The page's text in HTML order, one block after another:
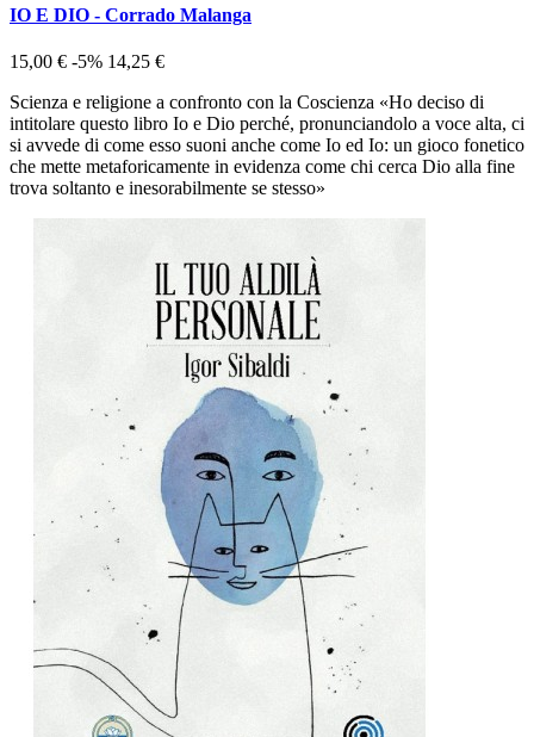
IO E DIO - Corrado Malanga
15,00 € -5% 14,25 €
Scienza e religione a confronto con la Coscienza «Ho deciso di
intitolare questo libro Io e Dio perché, pronunciandolo a voce alta, ci
si avvede di come esso suoni anche come Io ed Io: un gioco fonetico
che mette metaforicamente in evidenza come chi cerca Dio alla fine
trova soltanto e inesorabilmente se stesso»